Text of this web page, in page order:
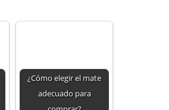
¿Cómo elegir el mate
adecuado para